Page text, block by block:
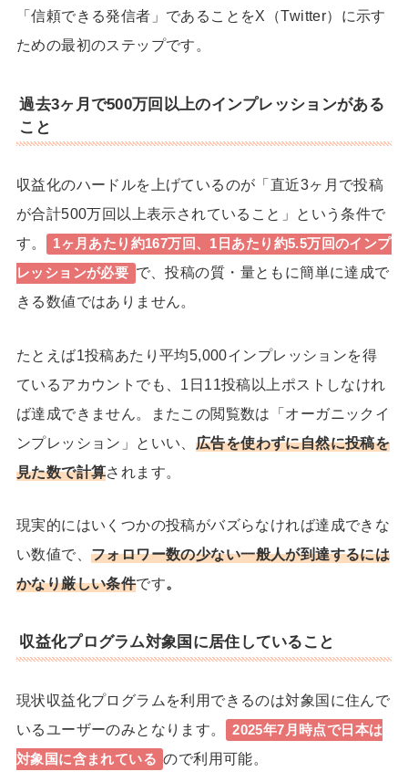
「信頼できる発信者」であることをX（Twitter）に示す
ための最初のステップです。
過去3ヶ月で500万回以上のインプレッションがある
こと
収益化のハードルを上げているのが「直近3ヶ月で投稿
が合計500万回以上表示されていること」という条件で
す。
1ヶ月あたり約167万回、1日あたり 約5.5万回のインプ
レッションが必要 で、投稿の質・量ともに簡単に達成で
きる数値ではありません。
たとえば1投稿あたり平均5,000インプレッションを得
ているアカウントでも、1日11投稿以上ポストしなけれ
ば達成できません。またこの閲覧数は「オーガニックイ
ンプレッション」といい、 広告を使わずに自然に投稿を
見た数で計算されます。
現実的にはいくつかの投稿がバズらなければ達成できな
い数値で、 フォロワー数の少ない一般人が到達するには
かなり厳しい条件です。
収益化プログラム対象国に居住していること
現状収益化プログラムを利用できるのは対象国に住んで
いるユーザーのみとなります。
2025年7月時点で日本は
対象国に含まれている ので利用可能。